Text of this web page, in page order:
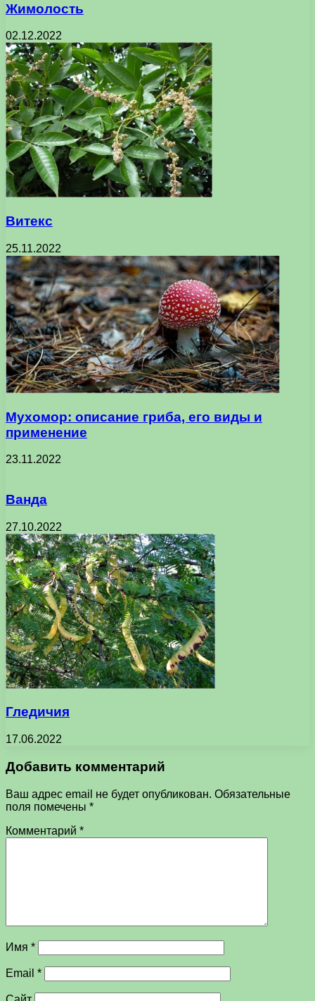
Жимолость
02.12.2022
Витекс
25.11.2022
Мухомор: описание гриба, его виды и
применение
23.11.2022
Ванда
27.10.2022
Гледичия
17.06.2022
Добавить комментарий
Ваш адрес email не будет опубликован. Обязательные
поля помечены *
Комментарий *
Имя *
Email *